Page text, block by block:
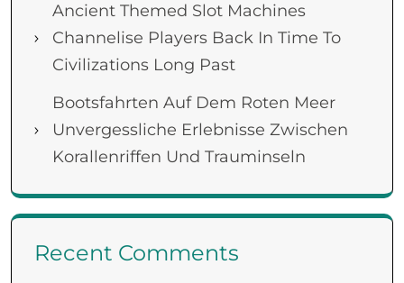
Ancient Themed Slot Machines
Channelise Players Back In Time To
Civilizations Long Past
Bootsfahrten Auf Dem Roten Meer
Unvergessliche Erlebnisse Zwischen
Korallenriffen Und Trauminseln
Recent Comments